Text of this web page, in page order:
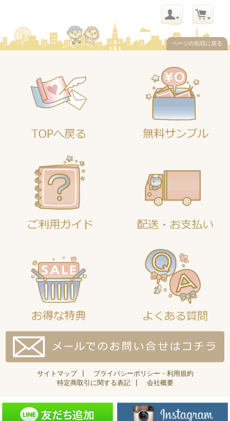
ページの先頭に戻る
サイトマップ| プライバシーポリシー・利用規約
特定商取引に関する表記| 会社概要